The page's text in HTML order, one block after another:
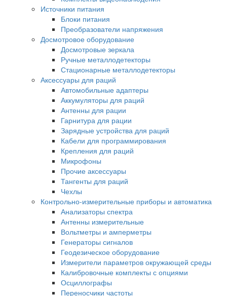
Источники питания
Блоки питания
Преобразователи напряжения
Досмотровое оборудование
Досмотровые зеркала
Ручные металлодетекторы
Стационарные металлодетекторы
Аксессуары для раций
Автомобильные адаптеры
Аккумуляторы для раций
Антенны для рации
Гарнитура для рации
Зарядные устройства для раций
Кабели для программирования
Крепления для раций
Микрофоны
Прочие аксессуары
Тангенты для раций
Чехлы
Контрольно-измерительные приборы и автоматика
Анализаторы спектра
Антенны измерительные
Вольтметры и амперметры
Генераторы сигналов
Геодезическое оборудование
Измерители параметров окружающей среды
Калибровочные комплекты с опциями
Осциллографы
Переносчики частоты